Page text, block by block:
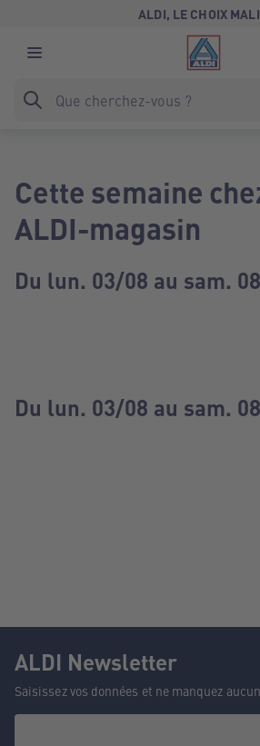
ALDI, LE CHOIX
Cette semaine
ALDI-magasin
Du lun. 03/08 au sam.
Du lun. 03/08 au sam.
ALDI Newsletter
Saisissez vos données et ne manquez